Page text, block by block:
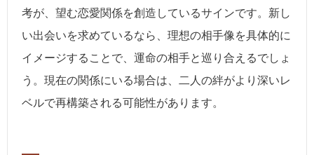
考が、望む恋愛関係を創造しているサインです。新し
い出会いを求めているなら、理想の相手像を具体的に
イメージすることで、運命の相手と巡り合えるでしょ
う。現在の関係にいる場合は、二人の絆がより深いレ
ベルで再構築される可能性があります。